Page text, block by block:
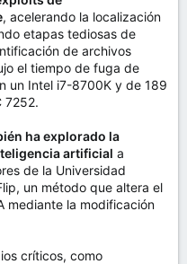
, acelerando la localización
etapas tediosas de
de archivos
el tiempo de fuga de
un Intel i7-8700K y de 189
7252.
ha explorado la
artificial a
de la Universidad
un método que altera el
mediante la modificación
críticos, como